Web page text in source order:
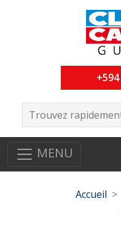
MENU
Accueil